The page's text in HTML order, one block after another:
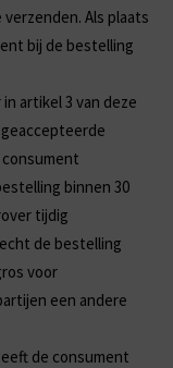
Als plaats
bij de bestelling
artikel 3 van deze
binnen 30
tijdig
de bestelling
voor
een andere
de consument